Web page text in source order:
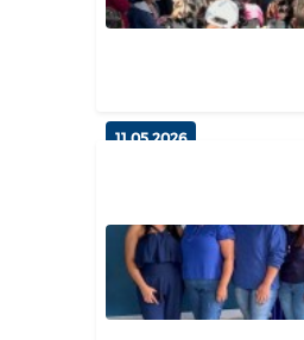
11.05.2026
Maio Laranja:
Esperança promove
co...